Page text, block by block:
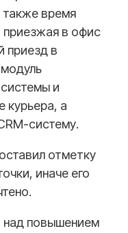
также время
приезжая в офис
приезд в
и
курьера, а
систему.
отметку
иначе его
над повышением